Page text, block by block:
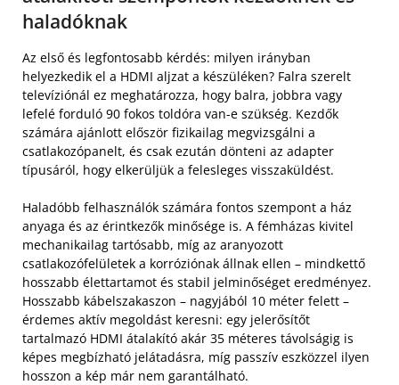
haladóknak
Az első és legfontosabb kérdés: milyen irányban
helyezkedik el a HDMI aljzat a készüléken? Falra szerelt
televíziónál ez meghatározza, hogy balra, jobbra vagy
lefelé forduló 90 fokos toldóra van-e szükség. Kezdők
számára ajánlott először fizikailag megvizsgálni a
csatlakozópanelt, és csak ezután dönteni az adapter
típusáról, hogy elkerüljük a felesleges visszaküldést.
Haladóbb felhasználók számára fontos szempont a ház
anyaga és az érintkezők minősége is. A fémházas kivitel
mechanikailag tartósabb, míg az aranyozott
csatlakozófelületek a korróziónak állnak ellen – mindkettő
hosszabb élettartamot és stabil jelminőséget eredményez.
Hosszabb kábelszakaszon – nagyjából 10 méter felett –
érdemes aktív megoldást keresni: egy jelerősítőt
tartalmazó HDMI átalakító akár 35 méteres távolságig is
képes megbízható jelátadásra, míg passzív eszközzel ilyen
hosszon a kép már nem garantálható.